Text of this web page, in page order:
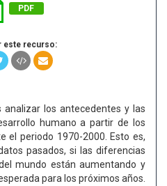
PDF
este recurso:
los antecedentes y las
humano a partir de los
el periodo 1970-2000. Esto es,
pasados, si las diferencias
mundo están aumentando y
para los próximos años.